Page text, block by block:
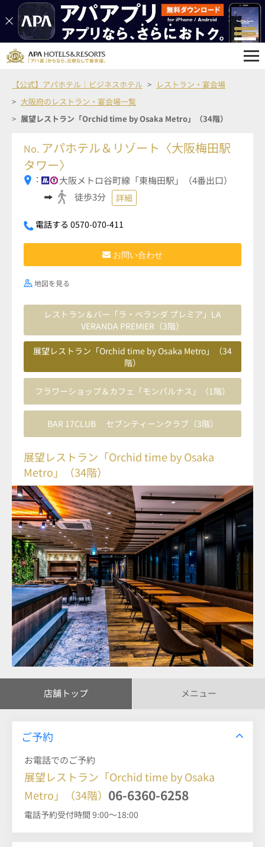
【公式】アパホテル｜ビジネスホテル
レストラン・宴会場
大阪府のレストラン・宴会場一覧
展望レストラン「Orchid time by Osaka Metro」（34階）
No. アパホテル＆リゾート〈大阪梅田駅
タワー〉
：
大阪メトロ谷町線「東梅田駅」（4番出口）
徒歩3分
詳細
電話する 0570-070-411
お問い合わせ
地図を見る
レストラン＆バー「ラ・ベランダ プレミア」LA
VERANDA PREMIER（3階）
展望レストラン「Orchid time by Osaka Metro」（34
階）
フラワーショップ＆カフェ「モンパルナス」（1階）
BAR 17CLUB セブンティーンクラブ（3階）
展望レストラン「Orchid time by Osaka
Metro」（34階）
店舗トップ メニュー
ご予約
お電話でのご予約
展望レストラン「Orchid time by Osaka
Metro」（34階） 06-6360-6258
電話予約受付時間 9:00～18:00